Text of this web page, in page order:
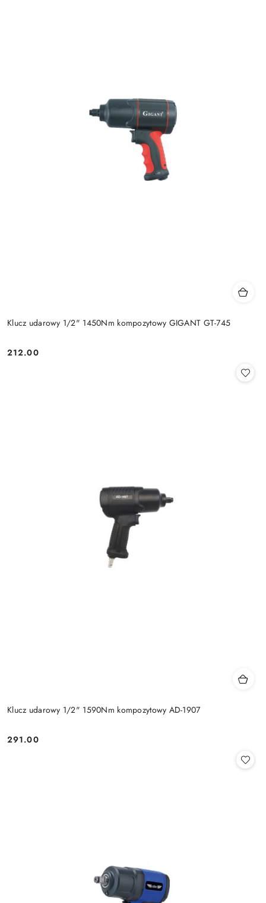
Klucz udarowy 1/2" 1450Nm kompozytowy GIGANT GT-745
Cena:
212.00
Klucz udarowy 1/2" 1590Nm kompozytowy AD-1907
Cena:
291.00